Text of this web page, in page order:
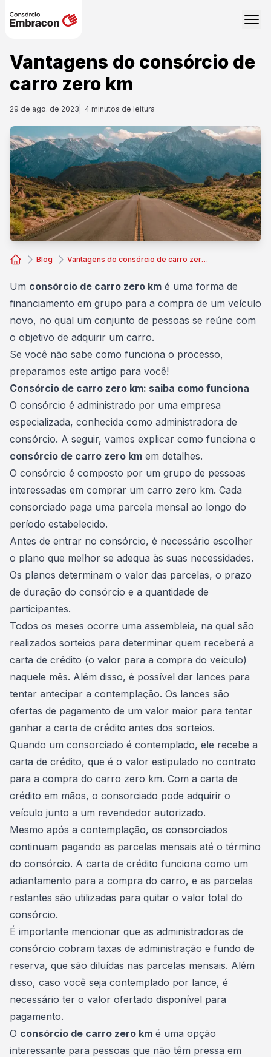
Vantagens do consórcio de
carro zero km
29 de ago. de 2023 4 minutos de leitura
Blog Vantagens do consórcio de carro zero km
Um consórcio de carro zero km é uma forma de
financiamento em grupo para a compra de um veículo
novo, no qual um conjunto de pessoas se reúne com
o objetivo de adquirir um carro.
Se você não sabe como funciona o processo,
preparamos este artigo para você!
Consórcio de carro zero km: saiba como funciona
O consórcio é administrado por uma empresa
especializada, conhecida como administradora de
consórcio. A seguir, vamos explicar como funciona o
consórcio de carro zero km em detalhes.
O consórcio é composto por um grupo de pessoas
interessadas em comprar um carro zero km. Cada
consorciado paga uma parcela mensal ao longo do
período estabelecido.
Antes de entrar no consórcio, é necessário escolher
o plano que melhor se adequa às suas necessidades.
Os planos determinam o valor das parcelas, o prazo
de duração do consórcio e a quantidade de
participantes.
Todos os meses ocorre uma assembleia, na qual são
realizados sorteios para determinar quem receberá a
carta de crédito (o valor para a compra do veículo)
naquele mês. Além disso, é possível dar lances para
tentar antecipar a contemplação. Os lances são
ofertas de pagamento de um valor maior para tentar
ganhar a carta de crédito antes dos sorteios.
Quando um consorciado é contemplado, ele recebe a
carta de crédito, que é o valor estipulado no contrato
para a compra do carro zero km. Com a carta de
crédito em mãos, o consorciado pode adquirir o
veículo junto a um revendedor autorizado.
Mesmo após a contemplação, os consorciados
continuam pagando as parcelas mensais até o término
do consórcio. A carta de crédito funciona como um
adiantamento para a compra do carro, e as parcelas
restantes são utilizadas para quitar o valor total do
consórcio.
É importante mencionar que as administradoras de
consórcio cobram taxas de administração e fundo de
reserva, que são diluídas nas parcelas mensais. Além
disso, caso você seja contemplado por lance, é
necessário ter o valor ofertado disponível para
pagamento.
O consórcio de carro zero km é uma opção
interessante para pessoas que não têm pressa em